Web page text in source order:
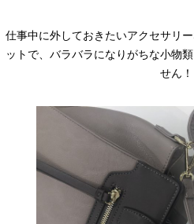
仕事中に外しておきたいアクセサリ
ットで、バラバラになりがちな小物
せん！